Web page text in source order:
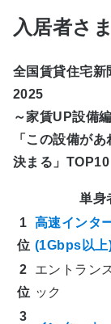
入居者さ
全国賃貸住宅新
2025
～家賃UP設備
「この設備が
決まる」TOP10
単身
1
位
高速インタ
(1Gbps以上
2
位
エントラン
ック
3